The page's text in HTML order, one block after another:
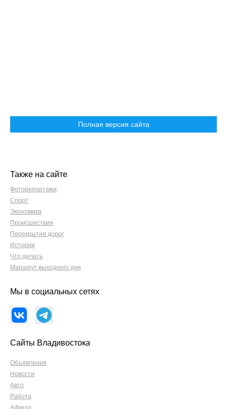
Полная версия сайта
Также на сайте
Фоторепортажи
Спорт
Экономика
Происшествия
Перекрытия дорог
Истории
Что делать
Маршрут выходного дня
Мы в социальных сетях
Сайты Владивостока
Объявления
Новости
Авто
Работа